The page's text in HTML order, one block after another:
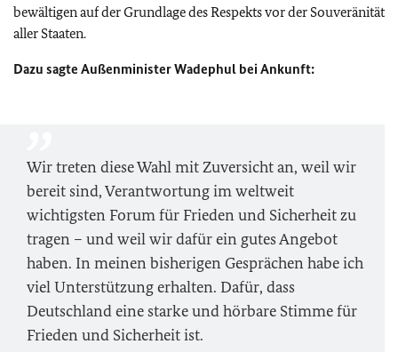
bewältigen auf der Grundlage des Respekts vor der Souveränität
aller Staaten.
Dazu sagte Außenminister Wadephul bei Ankunft:
Wir treten diese Wahl mit Zuversicht an, weil wir
bereit sind, Verantwortung im weltweit
wichtigsten Forum für Frieden und Sicherheit zu
tragen – und weil wir dafür ein gutes Angebot
haben. In meinen bisherigen Gesprächen habe ich
viel Unterstützung erhalten. Dafür, dass
Deutschland eine starke und hörbare Stimme für
Frieden und Sicherheit ist.